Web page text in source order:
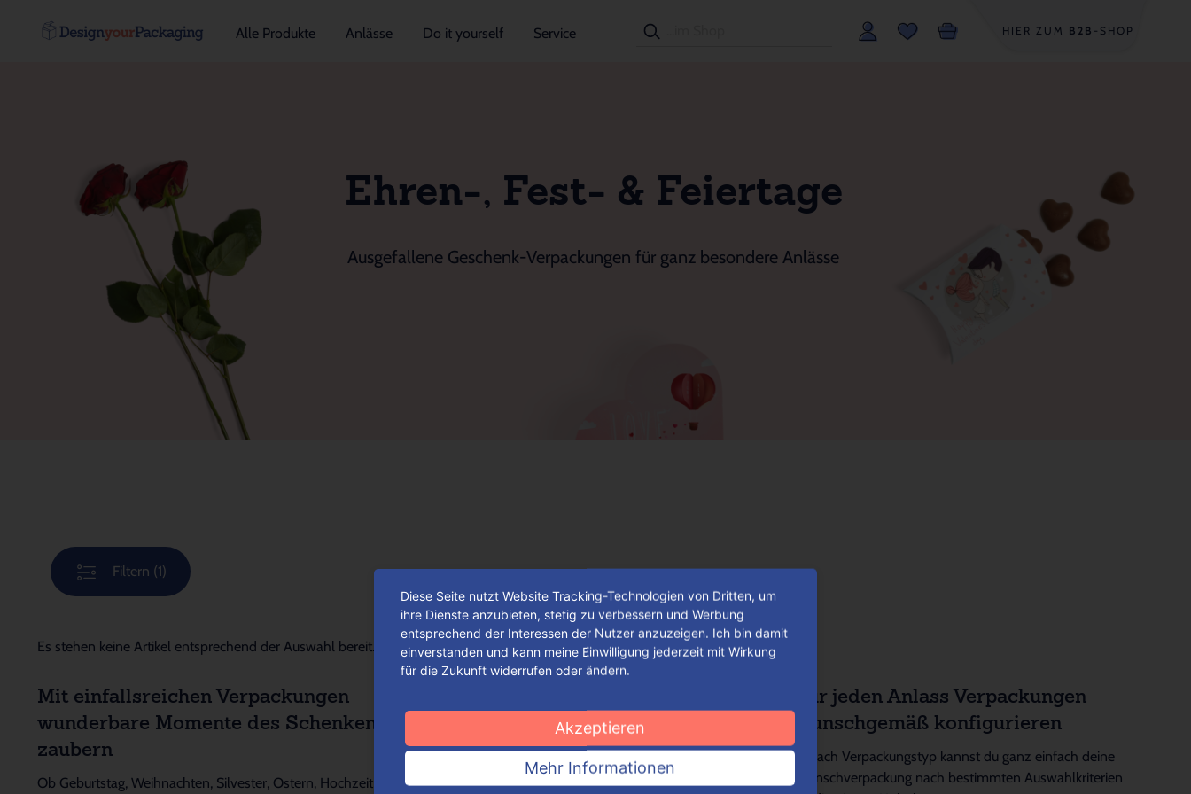
Alle Produkte Anlässe Do it yourself Service HIER ZUM B2B -SHOP
Ehren-, Fest- & Feiertage
Ausgefallene Geschenk-Verpackungen für ganz besondere Anlässe
Filtern (1)
Es stehen keine Artikel entsprechend der Auswahl bereit.
Mit einfallsreichen Verpackungen
wunderbare Momente des Schenkens
zaubern
Ob Geburtstag, Weihnachten, Silvester, Ostern, Hochzeit,
Verpackung – einfach, schnell und
komfortabel
So groß die Auswahl an ansprechenden
Für jeden Anlass Verpackungen
wunschgemäß konfigurieren
Je nach Verpackungstyp kannst du ganz einfach deine
Wunschverpackung nach bestimmten Auswahlkriterien
Diese Seite nutzt Website Tracking-Technologien von Dritten, um
ihre Dienste anzubieten, stetig zu verbessern und Werbung
entsprechend der Interessen der Nutzer anzuzeigen. Ich bin damit
einverstanden und kann meine Einwilligung jederzeit mit Wirkung
für die Zukunft widerrufen oder ändern.
Akzeptieren
Mehr Informationen